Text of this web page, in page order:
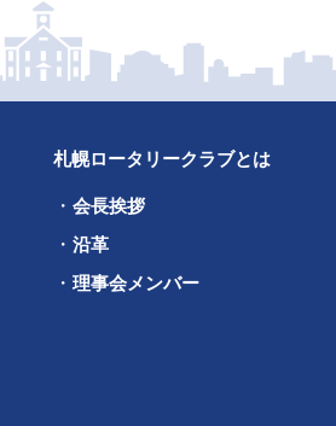
札幌ロータリークラブとは
会長挨拶
沿革
理事会メンバー